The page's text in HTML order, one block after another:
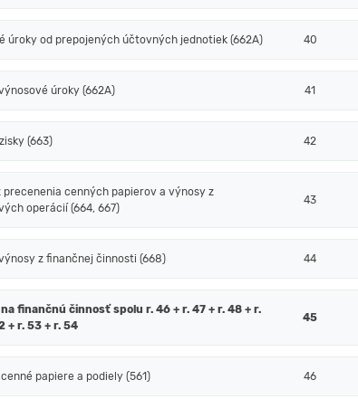
úroky od prepojených účtovných jednotiek (662A) 40
úroky (662A) 41
(663) 42
precenenia cenných papierov a výnosy z
operácií (664, 667)
43
z finančnej činnosti (668) 44
na finančnú činnosť spolu r. 46 + r. 47 + r. 48 + r.
+ r. 53 + r. 54
45
papiere a podiely (561) 46